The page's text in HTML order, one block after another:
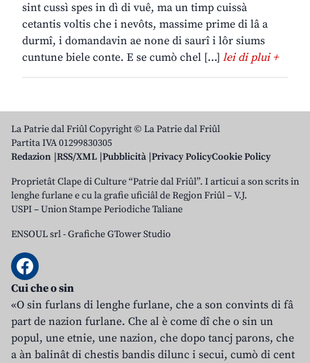
sint cussì spes in dì di vuê, ma un timp cuissà
cetantis voltis che i nevôts, massime prime di lâ a
durmî, i domandavin ae none di saurî i lôr siums
cuntune biele conte. E se cumò chel […] lei di plui +
La Patrie dal Friûl Copyright © La Patrie dal Friûl
Partita IVA 01299830305
Redazion RSS/XML Pubblicità Privacy PolicyCookie Policy
Proprietât Clape di Culture “Patrie dal Friûl”. I articui a son scrits in
lenghe furlane e cu la grafie uficiâl de Regjon Friûl – V.J.
USPI – Union Stampe Periodiche Taliane
ENSOUL srl-Grafiche GTower Studio
Cui che o sin
«O sin furlans di lenghe furlane, che a son convints di fâ
part de nazion furlane. Che al è come dî che o sin un
popul, une etnie, une nazion, che dopo tancj parons, che
a àn balinât di chestis bandis dilunc i secui, cumò di cent